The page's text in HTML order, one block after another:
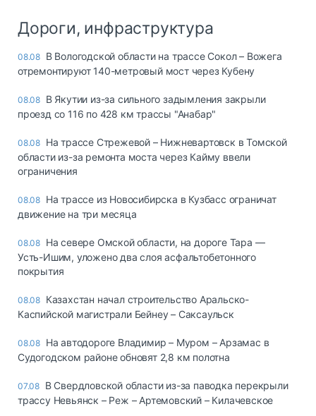
Дороги, инфраструктура
08.08 В Вологодской области на трассе Сокол – Вожега
отремонтируют 140-метровый мост через Кубену
08.08 В Якутии из-за сильного задымления закрыли
проезд со 116 по 428 км трассы "Анабар"
08.08 На трассе Стрежевой – Нижневартовск в Томской
области из-за ремонта моста через Кайму ввели
ограничения
08.08 На трассе из Новосибирска в Кузбасс ограничат
движение на три месяца
08.08 На севере Омской области, на дороге Тара —
Усть-Ишим, уложено два слоя асфальтобетонного
покрытия
08.08 Казахстан начал строительство Аральско-
Каспийской магистрали Бейнеу – Саксаульск
08.08 На автодороге Владимир – Муром – Арзамас в
Судогодском районе обновят 2,8 км полотна
07.08 В Свердловской области из-за паводка перекрыли
трассу Невьянск – Реж – Артемовский – Килачевское